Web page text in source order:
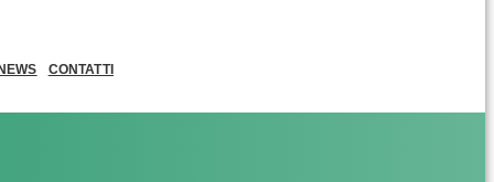
CONTATTI